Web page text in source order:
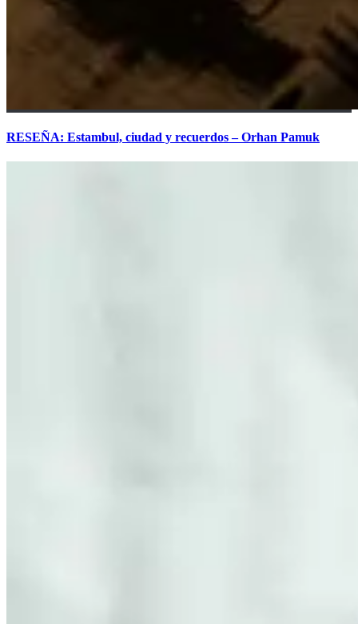
RESEÑA: Estambul, ciudad y recuerdos – Orhan Pamuk